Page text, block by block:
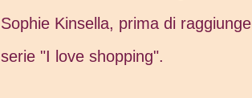
Sophie Kinsella, prima di
serie "I love shopping".